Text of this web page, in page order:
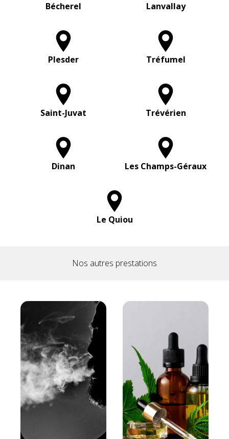
Bécherel Lanvallay
Plesder Tréfumel
Saint-Juvat Trévérien
Dinan Les Champs-Géraux
Le Quiou
Nos autres prestations